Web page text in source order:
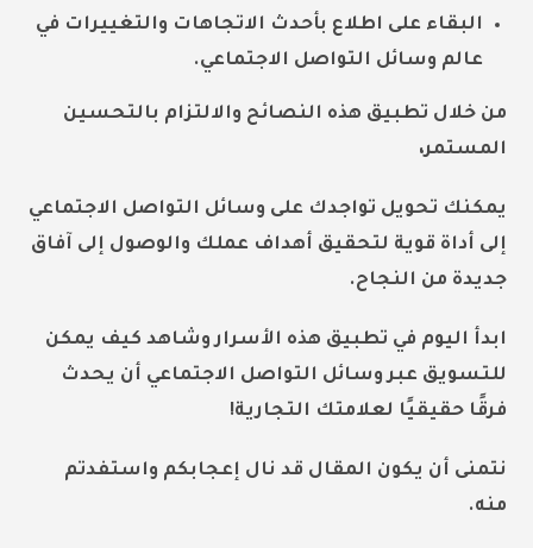
البقاء على اطلاع بأحدث الاتجاهات والتغييرات في
عالم وسائل التواصل الاجتماعي.
من خلال تطبيق هذه النصائح والالتزام بالتحسين
المستمر،
يمكنك تحويل تواجدك على وسائل التواصل الاجتماعي
إلى أداة قوية لتحقيق أهداف عملك والوصول إلى آفاق
جديدة من النجاح.
ابدأ اليوم في تطبيق هذه الأسرار وشاهد كيف يمكن
للتسويق عبر وسائل التواصل الاجتماعي أن يحدث
فرقًا حقيقيًا لعلامتك التجارية!
نتمنى أن يكون المقال قد نال إعجابكم واستفدتم
منه.